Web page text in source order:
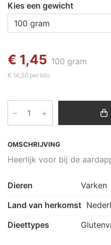
OMSCHRIJVING
Heerlijk voor bij de
Kies een gewicht
€ 1,45 100 gram
€ 14,50 per kilo
– +
Dieren
Varken
Land van herkomst
Dieettypes